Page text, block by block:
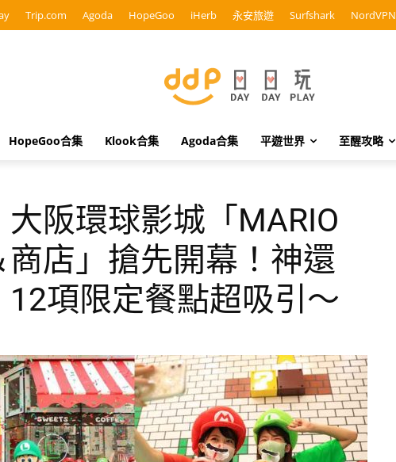
Trip.com Agoda HopeGoo iHerb 永安旅遊 Surfshark NordVPN
HopeGoo合集 Klook合集 Agoda合集 平遊世界 至醒攻略
大阪環球影城「MARIO
店」搶先開幕！神還
項限定餐點超吸引～